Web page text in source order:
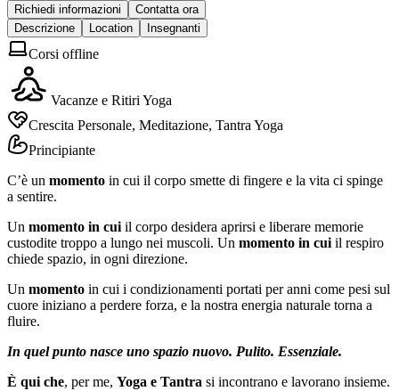
Richiedi informazioni
Contatta ora
Descrizione
Location Insegnanti
Corsi offline
Vacanze e Ritiri Yoga
Crescita Personale, Meditazione, Tantra Yoga
Principiante
C’è un momento in cui il corpo smette di fingere e la vita ci spinge
a sentire.
Un momento in cui il corpo desidera aprirsi e liberare memorie
custodite troppo a lungo nei muscoli. Un momento in cui il respiro
chiede spazio, in ogni direzione.
Un momento in cui i condizionamenti portati per anni come pesi sul
cuore iniziano a perdere forza, e la nostra energia naturale torna a
fluire.
In quel punto nasce uno spazio nuovo. Pulito. Essenziale.
È qui che, per me, Yoga e Tantra si incontrano e lavorano insieme.